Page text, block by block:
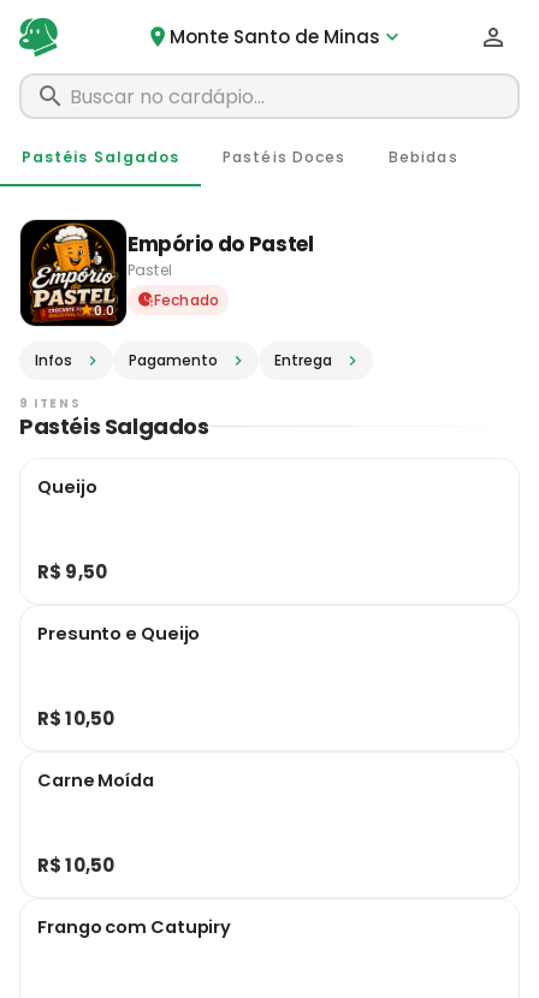
Monte Santo de Minas
0.0
Empório do Pastel
Pastel
Delivery em Monte Santo
Fechado
Infos Pagamento Entrega
Pastéis Salgados Pastéis Doces Bebidas
9 ITENS
Pastéis Salgados
Queijo
R$ 9,50
Presunto e Queijo
R$ 10,50
Carne Moída
R$ 10,50
Frango com Catupiry